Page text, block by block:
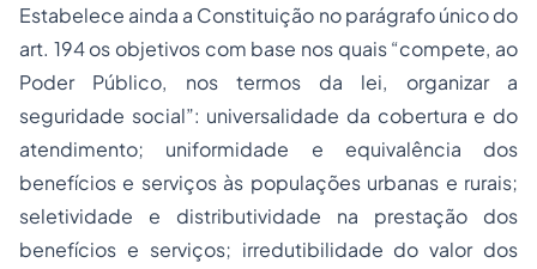
Estabelece ainda a Constituição no parágrafo único do
art. 194 os objetivos com base nos quais “compete, ao
Poder Público, nos termos da lei, organizar a
seguridade social”: universalidade da cobertura e do
atendimento; uniformidade e equivalência dos
benefícios e serviços às populações urbanas e rurais;
seletividade e distributividade na prestação dos
benefícios e serviços; irredutibilidade do valor dos